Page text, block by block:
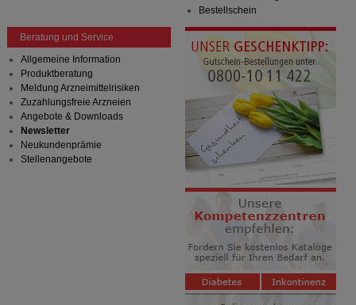
Bestellschein
Beratung und Service
Allgemeine Information
Produktberatung
Meldung Arzneimittelrisiken
Zuzahlungsfreie Arzneien
Angebote & Downloads
Newsletter
Neukundenprämie
Stellenangebote